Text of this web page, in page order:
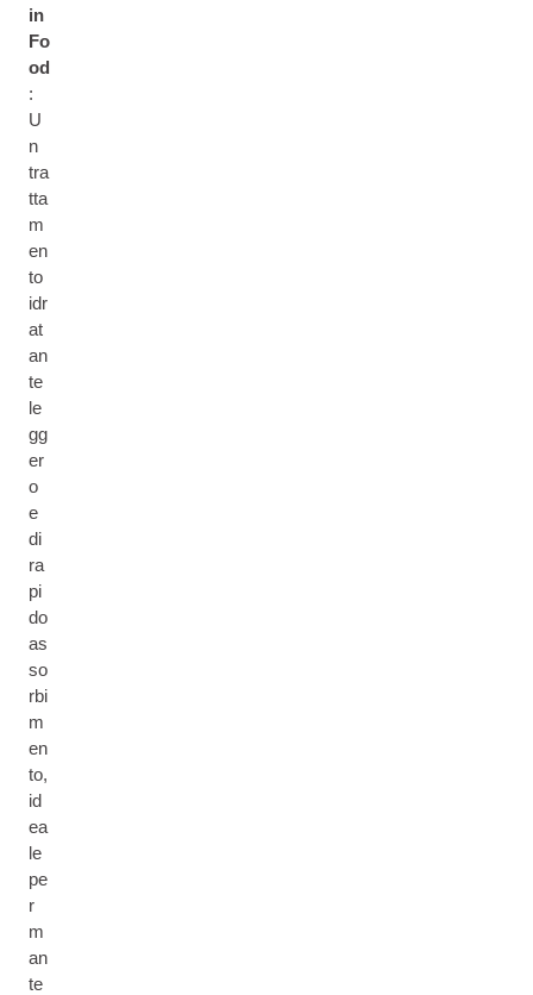
in
Fo
od
:
U
n
tra
tta
m
en
to
idr
at
an
te
le
gg
er
o
e
di
ra
pi
do
as
so
rbi
m
en
to,
id
ea
le
pe
r
m
an
te